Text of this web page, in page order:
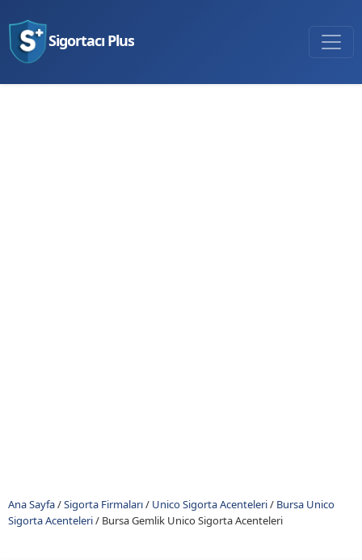
Sigortacı Plus
Ana Sayfa/Sigorta Firmaları/ Unico Sigorta Acenteleri/ Bursa Unico
Sigorta Acenteleri/ Bursa Gemlik Unico Sigorta Acenteleri